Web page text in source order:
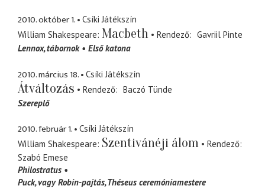
2010. október 1.
Csíki Játékszín
William Shakespeare Macbeth Rendező
Gavriil Pinte
Lennox tábornok Első katona
2010. március 18. Csíki Játékszín
Átváltozás Rendező
Baczó Tünde
Szereplő
2010. február 1.
Csíki Játékszín
William Shakespeare Szentivánéji álom
Rendező
Szabó Emese
Philostratus
Puck vagy Robin-pajtás, Théseus ceremóniamestere